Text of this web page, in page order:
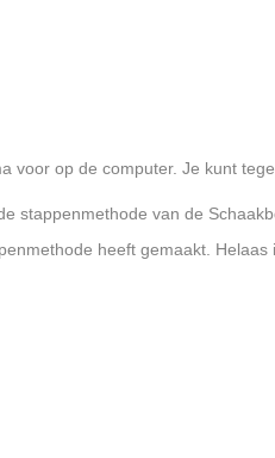
voor op de computer. Je kunt
stappenmethode van de
heeft gemaakt.